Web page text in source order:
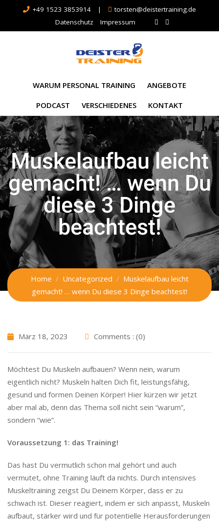
+49 1523 3853914 |
torsten@deistertraining.de
Datenschutz
Impressum
WARUM PERSONAL TRAINING ANGEBOTE
PODCAST VERSCHIEDENES KONTAKT
Muskelaufbau leicht
gemacht! … wenn Du
diese 3 Dinge
beachtest!
Home Uncategorized
Muskelaufbau leicht
gemacht! … wenn Du diese 3 Dinge beachtest!
März 18, 2023 Comments : (0)
Möchtest Du Muskeln aufbauen? Wenn nein, warum
eigentlich nicht? Muskeln halten Dich fit, leistungsfähig,
gesund und formen Deinen Körper! Hier kürzen wir jetzt
aber mal ab, denn das Thema soll nicht sein “warum”,
sondern “wie”.
Voraussetzung 1: das Training!
Das hast Du vermutlich schon mal gehört und auch
vermutet, ohne Training läuft da nichts. Durch intensives
Muskeltraining zeigst Du Deinem Körper, dass er zu
schwach ist. Dieser reagiert, indem er sich anpasst, Muskeln
aufbaut, stärker wird und für potentielle Herausforderungen